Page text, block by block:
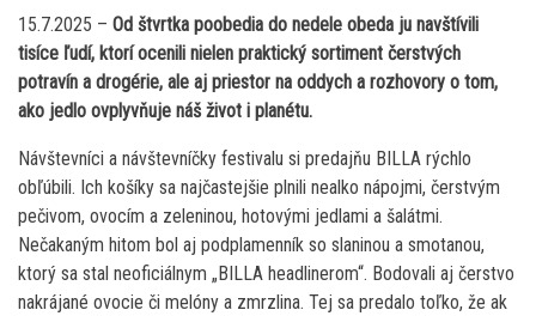
15.7.2025 – Od štvrtka poobedia do nedele obeda ju navštívili
tisíce ľudí, ktorí ocenili nielen praktický sortiment čerstvých
potravín a drogérie, ale aj priestor na oddych a rozhovory o tom,
ako jedlo ovplyvňuje náš život i planétu.
Návštevníci a návštevníčky festivalu si predajňu BILLA rýchlo
obľúbili. Ich košíky sa najčastejšie plnili nealko nápojmi, čerstvým
pečivom, ovocím a zeleninou, hotovými jedlami a šalátmi.
Nečakaným hitom bol aj podplamenník so slaninou a smotanou,
ktorý sa stal neoficiálnym „BILLA headlinerom“. Bodovali aj čerstvo
nakrájané ovocie či melóny a zmrzlina. Tej sa predalo toľko, že ak